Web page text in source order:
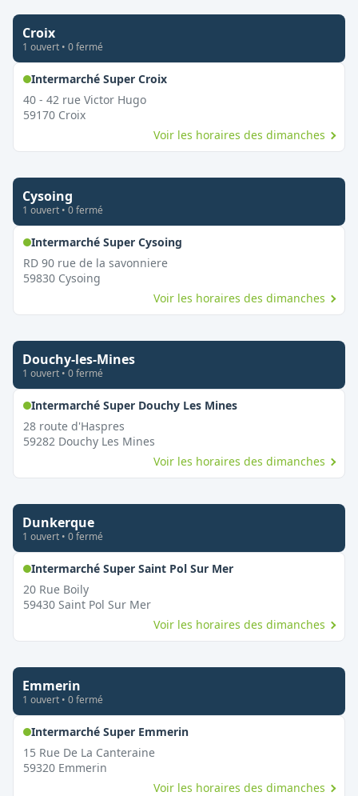
Croix
1 ouvert • 0fermé
Intermarché Super Croix,
40 - 42 rue Victor Hugo
59170 Croix
Voir les horaires des dimanches
Cysoing
1 ouvert • 0fermé
Intermarché Super Cysoing,
RD 90 rue de la savonniere
59830 Cysoing
Voir les horaires des dimanches
Douchy-les-Mines
1 ouvert • 0fermé
Intermarché Super Douchy Les Mines,
28 route d'Haspres
59282 Douchy Les Mines
Voir les horaires des dimanches
Dunkerque
1 ouvert • 0fermé
Intermarché Super Saint Pol Sur Mer,
20 Rue Boily
59430 Saint Pol Sur Mer
Voir les horaires des dimanches
Emmerin
1 ouvert • 0fermé
Intermarché Super Emmerin,
15 Rue De La Canteraine
59320 Emmerin
Voir les horaires des dimanches